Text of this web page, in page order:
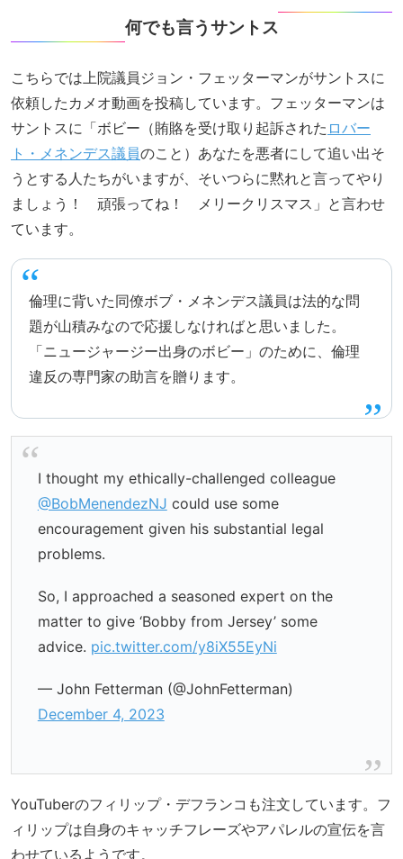
何でも言うサントス
こちらでは上院議員ジョン・フェッターマンがサントスに
依頼したカメオ動画を投稿しています。フェッターマンは
サントスに「ボビー（賄賂を受け取り起訴された ロバー
ト・メネンデス議員のこと）あなたを悪者にして追い出そ
うとする人たちがいますが、そいつらに黙れと言ってやり
ましょう！ 頑張ってね！ メリークリスマス」と言わせ
ています。
倫理に背いた同僚ボブ・メネンデス議員は法的な問
題が山積みなので応援しなければと思いました。
「ニュージャージー出身のボビー」のために、倫理
違反の専門家の助言を贈ります。
I thought my ethically-challenged colleague
@BobMenendezNJ could use some
encouragement given his substantial legal
problems.
So, I approached a seasoned expert on the
matter to give ‘Bobby from Jersey’ some
advice. pic.twitter.com/y8iX55EyNi
— John Fetterman (@JohnFetterman)
December 4, 2023
YouTuberのフィリップ・デフランコも注文しています。フ
ィリップは自身のキャッチフレーズやアパレルの宣伝を言
わせているようです。